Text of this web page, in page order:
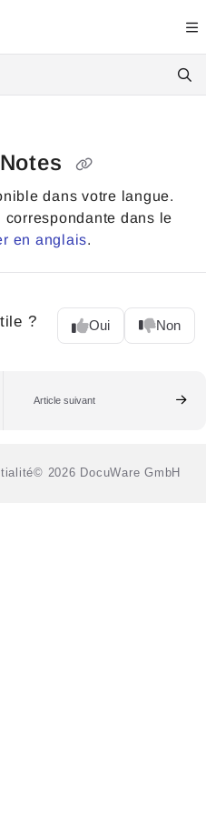
index at: https://
pages before exploring further.
dans votre langue.
dans le
en anglais.
? Oui Non
Article suivant
© 2026 DocuWare GmbH